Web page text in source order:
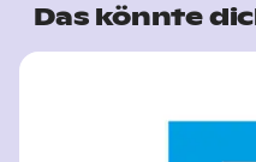
Das könnte